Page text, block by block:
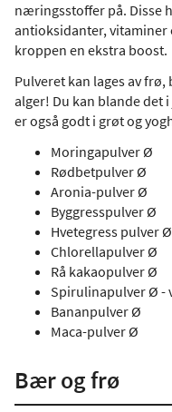
næringsstoffer på. Disse
antioksidanter, vitaminer
kroppen en ekstra boost.
Pulveret kan lages av
alger! Du kan blande det
er også godt i grøt og
Moringapulver Ø
Rødbetpulver Ø
Aronia-pulver Ø
Byggresspulver Ø
Hvetegress pulver Ø
Chlorellapulver Ø
Rå kakaopulver Ø
Spirulinapulver Ø -
Bananpulver Ø
Maca-pulver Ø
Bær og frø